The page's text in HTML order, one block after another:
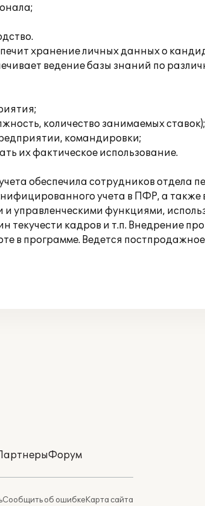
хранение личных данных о
ведение базы знаний по
количество занимаемых ставок);
командировки;
их фактическое использование.
обеспечила сотрудников
учета в ПФР, а также
управленческими функциями,
текучести кадров и т.п. Внедрение
в программе. Ведется
Форум
Сообщить об ошибкеКарта сайта